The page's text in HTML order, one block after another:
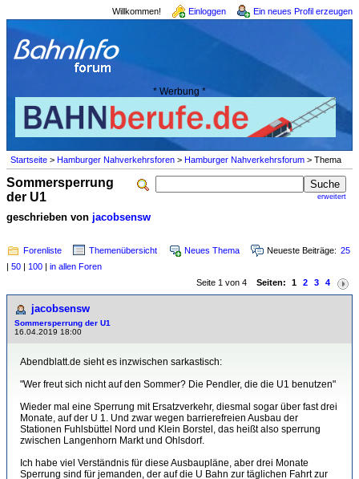
Willkommen! Einloggen Ein neues Profil erzeugen
* Werbung *
Startseite > Hamburger Nahverkehrsforen > Hamburger Nahverkehrsforum > Thema
erweitert
Sommersperrung
der U1
geschrieben von jacobsensw
Forenliste Themenübersicht Neues Thema Neueste Beiträge: 25
| 50 | 100 | in allen Foren
Seite 1 von 4 Seiten: 1 2 3 4
jacobsensw
Sommersperrung der U1
16.04.2019 18:00
Abendblatt.de sieht es inzwischen sarkastisch:
"Wer freut sich nicht auf den Sommer? Die Pendler, die die U1 benutzen"
Wieder mal eine Sperrung mit Ersatzverkehr, diesmal sogar über fast drei
Monate, auf der U 1. Und zwar wegen barrierefreien Ausbau der
Stationen Fuhlsbüttel Nord und Klein Borstel, das heißt also sperrung
zwischen Langenhorn Markt und Ohlsdorf.
Ich habe viel Verständnis für diese Ausbaupläne, aber drei Monate
Sperrung sind für jemanden, der auf die U Bahn zur täglichen Fahrt zur